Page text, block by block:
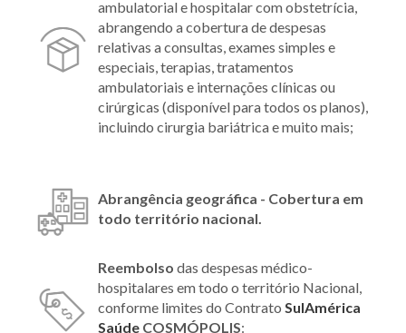
ambulatorial e hospitalar com obstetrícia,
abrangendo a cobertura de despesas
relativas a consultas, exames simples e
especiais, terapias, tratamentos
ambulatoriais e internações clínicas ou
cirúrgicas (disponível para todos os planos),
incluindo cirurgia bariátrica e muito mais;
Abrangência geográfica - Cobertura em
todo território nacional.
Reembolso das despesas médico-
hospitalares em todo o território Nacional,
conforme limites do Contrato SulAmérica
Saúde COSMÓPOLIS: